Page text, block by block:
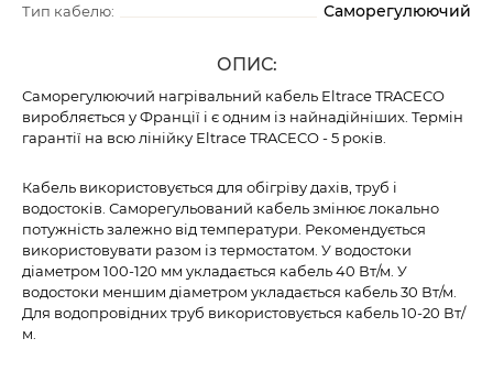
Тип кабелю: Саморегулюючий
ОПИС:
Саморегулюючий нагрівальний кабель Eltrace TRACECO
виробляється у Франції і є одним із найнадійніших. Термін
гарантії на всю лінійку Eltrace TRACECO - 5 років.
Кабель використовується для обігріву дахів, труб і
водостоків. Саморегульований кабель змінює локально
потужність залежно від температури. Рекомендується
використовувати разом із термостатом. У водостоки
діаметром 100-120 мм укладається кабель 40 Вт/м. У
водостоки меншим діаметром укладається кабель 30 Вт/м.
Для водопровідних труб використовується кабель 10-20 Вт/
м.